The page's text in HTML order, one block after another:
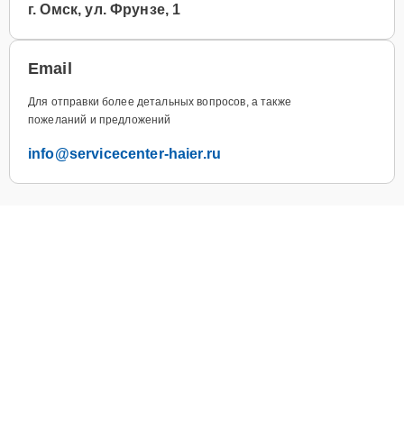
г. Омск, ул. Фрунзе, 1
Email
Для отправки более детальных вопросов, а также
пожеланий и предложений
info@servicecenter-haier.ru